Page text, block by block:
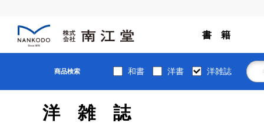
書 籍
商品検索 和書 洋書 洋雑誌
洋雑誌